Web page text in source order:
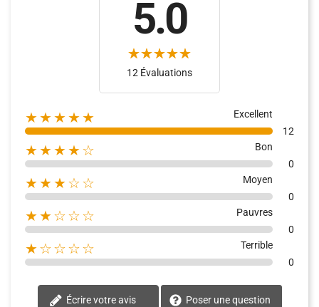
5.0
12 Évaluations
★★★★★
Excellent
12
★★★★☆
Bon
0
★★★☆☆
Moyen
0
★★☆☆☆
Pauvres
0
★☆☆☆☆
Terrible
0
Écrire votre avis Poser une question